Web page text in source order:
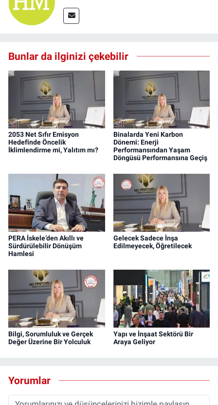
Bunlar da ilginizi çekebilir
2053 Net Sıfır Emisyon
Hedefinde Öncelik
İklimlendirme mi, Yalıtım mı?
Binalarda Yeni Karbon
Dönemi: Enerji
Performansından Yaşam
Döngüsü Performansına Geçiş
PERA İskele’den Akıllı ve
Sürdürülebilir Dönüşüm
Hamlesi
Gelecek Sadece İnşa
Edilmeyecek, Öğretilecek
Bilgi, Sorumluluk ve Gerçek
Değer Üzerine Bir Yolculuk
Yapı ve İnşaat Sektörü Bir
Araya Geliyor
Yorumlar